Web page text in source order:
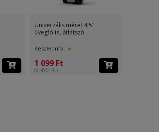
Samsung Galaxy A5 2017 ultra
slim 0,3mm tpu hátlap
Készletinfó:
499 Ft
(499 Ft ) 499 Ft